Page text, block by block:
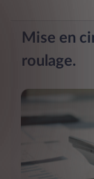
Mise en
roulage.